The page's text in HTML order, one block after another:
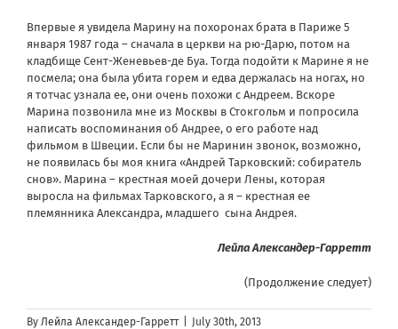
Впервые я увидела Марину на похоронах брата в Париже 5
января 1987 года – сначала в церкви на рю-Дарю, потом на
кладбище Сент-Женевьев-де Буа. Тогда подойти к Марине я не
посмела; она была убита горем и едва держалась на ногах, но
я тотчас узнала ее, они очень похожи с Андреем. Вскоре
Марина позвонила мне из Москвы в Стокгольм и попросила
написать воспоминания об Андрее, о его работе над
фильмом в Швеции. Если бы не Маринин звонок, возможно,
не появилась бы моя книга «Андрей Тарковский: собиратель
снов». Марина – крестная моей дочери Лены, которая
выросла на фильмах Тарковского, а я – крестная ее
племянника Александра, младшего сына Андрея.
Лейла Александер-Гарретт
(Продолжение следует)
By Лейла Александер-Гарретт July 30th, 2013